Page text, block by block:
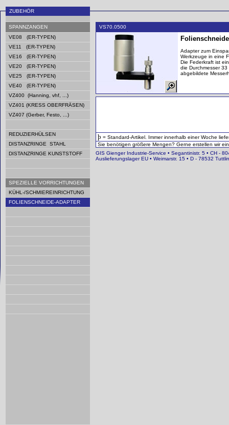
ZUBEHÖR
SPANNZANGEN
VE08 (ER-TYPEN)
VE11 (ER-TYPEN)
VE16 (ER-TYPEN)
VE20 (ER-TYPEN)
VE25 (ER-TYPEN)
VE40 (ER-TYPEN)
VZ400 (Hanning, vhf, ...)
VZ401 (KRESS OBERFRÄSEN)
VZ407 (Gerber, Festo, ...)
REDUZIERHÜLSEN
DISTANZRINGE STAHL
DISTANZRINGE KUNSTSTOFF
SPEZIELLE VORRICHTUNGEN
KÜHL-/SCHMIEREINRICHTUNG
FOLIENSCHNEIDE-ADAPTER
VS70.0500
Adapter zum
Werkzeuge in eine
Die Federkraft ist
die Durchmesser
abgebildete
þ = Standard-Artikel. Immer innerhalb einer Woche
Sie benötigen größere Mengen? Gerne erstellen wir
GIS Gienger Industrie-Service • Segantinistr. 5 • CH -
Auslieferungslager EU • Weimarstr. 15 • D - 78532